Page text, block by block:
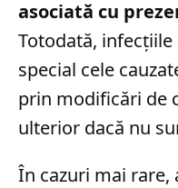
asociată cu
Totodată, infecțiile
special cele
prin modificări de
ulterior dacă nu
În cazuri mai